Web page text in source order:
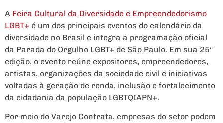
A Feira Cultural da Diversidade e Empreendedorismo
LGBT+ é um dos principais eventos do calendário da
diversidade no Brasil e integra a programação oficial
da Parada do Orgulho LGBT+ de São Paulo. Em sua 25ª
edição, o evento reúne expositores, empreendedores,
artistas, organizações da sociedade civil e iniciativas
voltadas à geração de renda, inclusão e fortalecimento
da cidadania da população LGBTQIAPN+.
Por meio do Varejo Contrata, empresas do setor podem